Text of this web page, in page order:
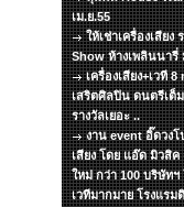
เม.ย.55
ให้เช่าเครื่องเสีย
Show ห้างเพลินนารี่
เครื่องเสียง+เวที
เสริตศิลปิน ดนตรีเต็
รางวัลเยอะ ..
งาน event อิ๊ดวงโ
เสียง โดย แอ๊ด มิวสิ
ใหม่ กว่า 100 บริษัท
เวทีมากมาย โรงแร